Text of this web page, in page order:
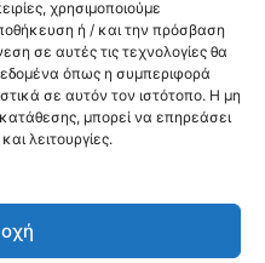
χρησιμοποιούμε
ή / και την πρόσβαση
σε αυτές τις τεχνολογίες θα
όπως η συμπεριφορά
σε αυτόν τον ιστότοπο. Η μη
μπορεί να επηρεάσει
λειτουργίες.
2027
rights reserved